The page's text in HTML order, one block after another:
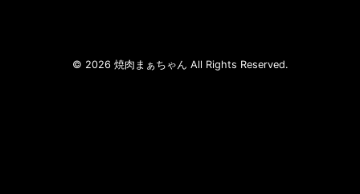
© 2026 焼肉まぁちゃん All Rights Reserved.